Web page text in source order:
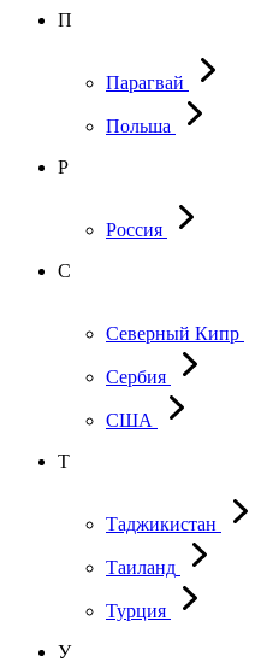
П
Парагвай
Польша
Р
Россия
С
Северный Кипр
Сербия
США
Т
Таджикистан
Таиланд
Турция
У